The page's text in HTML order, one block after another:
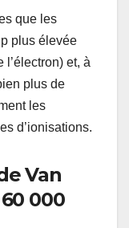
que les
plus élevée
et, à
plus de
les
d’ionisations.
Van
000